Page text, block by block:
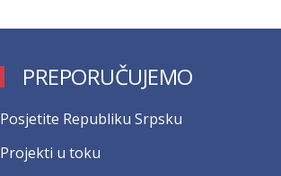
PREPORUČUJEMO
Posjetite Republiku Srpsku
Projekti u toku